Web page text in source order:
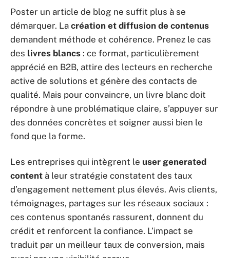
Poster un article de blog ne suffit plus à se
démarquer. La création et diffusion de contenus
demandent méthode et cohérence. Prenez le cas
des livres blancs : ce format, particulièrement
apprécié en B2B, attire des lecteurs en recherche
active de solutions et génère des contacts de
qualité. Mais pour convaincre, un livre blanc doit
répondre à une problématique claire, s’appuyer sur
des données concrètes et soigner aussi bien le
fond que la forme.
Les entreprises qui intègrent le user generated
content à leur stratégie constatent des taux
d’engagement nettement plus élevés. Avis clients,
témoignages, partages sur les réseaux sociaux :
ces contenus spontanés rassurent, donnent du
crédit et renforcent la confiance. L’impact se
traduit par un meilleur taux de conversion, mais